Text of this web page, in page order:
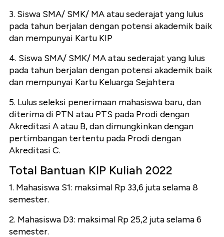
3. Siswa SMA/ SMK/ MA atau sederajat yang lulus
pada tahun berjalan dengan potensi akademik baik
dan mempunyai Kartu KIP
4. Siswa SMA/ SMK/ MA atau sederajat yang lulus
pada tahun berjalan dengan potensi akademik baik
dan mempunyai Kartu Keluarga Sejahtera
5. Lulus seleksi penerimaan mahasiswa baru, dan
diterima di PTN atau PTS pada Prodi dengan
Akreditasi A atau B, dan dimungkinkan dengan
pertimbangan tertentu pada Prodi dengan
Akreditasi C.
Total Bantuan KIP Kuliah 2022
1. Mahasiswa S1: maksimal Rp 33,6 juta selama 8
semester.
2. Mahasiswa D3: maksimal Rp 25,2 juta selama 6
semester.